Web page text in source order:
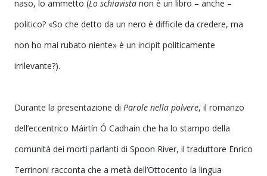
naso, lo ammetto (Lo schiavista non è un libro – anche –
politico? «So che detto da un nero è difficile da credere, ma
non ho mai rubato niente» è un incipit politicamente
irrilevante?).
Durante la presentazione di Parole nella polvere, il romanzo
dell’eccentrico Máirtín Ó Cadhain che ha lo stampo della
comunità dei morti parlanti di Spoon River, il traduttore Enrico
Terrinoni racconta che a metà dell’Ottocento la lingua